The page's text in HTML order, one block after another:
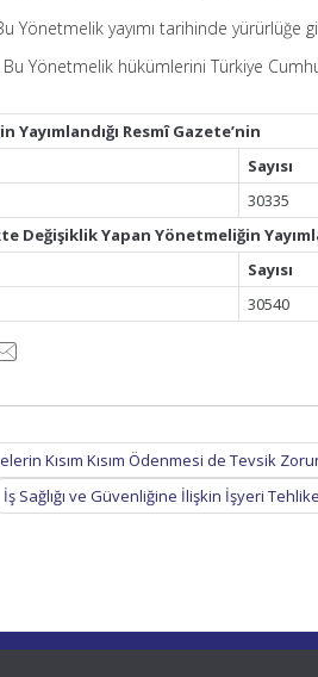
Yönetmelik yayımı tarihinde yürürlüğe
Bu Yönetmelik hükümlerini Türkiye
Yayımlandığı Resmî Gazete’nin
Sayısı
30335
Değişiklik Yapan Yönetmeliğin
Sayısı
30540
Kısım Kısım Ödenmesi de Tevsik
İş Sağlığı ve Güvenliğine İlişkin İşyeri